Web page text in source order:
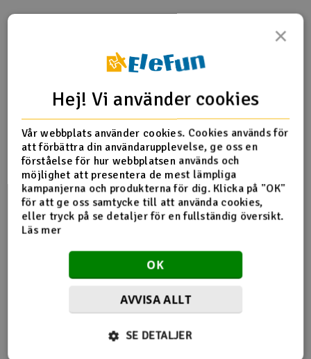
Motor & tillbehör
Raketer
Scooter & elfordon
Smarthem, lek och hobby
Solenergi
Verktyg, utrustning och tillbehör
Produktinformation
Medelstyrka
ZAP Z-42 ThreadLock Blue 6ml
Flera tittade också
på
×
Hej! Vi använder cookies
Vår webbplats använder cookies. Cookies används för
att förbättra din användarupplevelse, ge oss en
förståelse för hur webbplatsen används och
möjlighet att presentera de mest lämpliga
kampanjerna och produkterna för dig. Klicka på "OK"
för att ge oss samtycke till att använda cookies,
eller tryck på se detaljer för en fullständig översikt.
Läs mer
OK
AVVISA ALLT
SE DETALJER